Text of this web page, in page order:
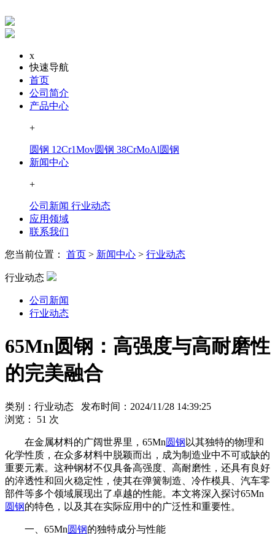
x
快速导航
首页
公司简介
产品中心
+
圆钢 12Cr1Mov圆钢 38CrMoAl圆钢
新闻中心
+
公司新闻 行业动态
应用领域
联系我们
您当前位置： 首页 > 新闻中心 > 行业动态
行业动态
公司新闻
行业动态
65Mn圆钢：高强度与高耐磨性
的完美融合
类别：行业动态 发布时间：2024/11/28 14:39:25
浏览： 51 次
在金属材料的广阔世界里，65Mn圆钢 以其独特的物理和
化学性质，在众多材料中脱颖而出，成为制造业中不可或缺的
重要元素。这种钢材不仅具备高强度、高耐磨性，还具有良好
的淬透性和回火稳定性，使其在弹簧制造、冷作模具、汽车零
部件等多个领域展现出了卓越的性能。本文将深入探讨65Mn
圆钢的特色，以及其在实际应用中的广泛性和重要性。
一、65Mn圆钢的独特成分与性能